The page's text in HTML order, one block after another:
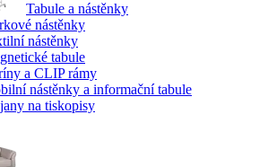
Tabule a nástěnky
nástěnky
nástěnky
tabule
a CLIP rámy
nástěnky a informační tabule
na tiskopisy